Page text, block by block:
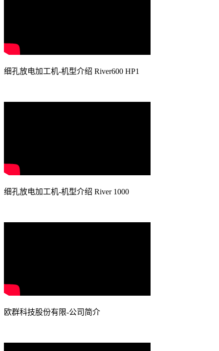
细孔放电加工机-机型介绍 River600 HP1
细孔放电加工机-机型介绍 River 1000
欧群科技股份有限-公司简介